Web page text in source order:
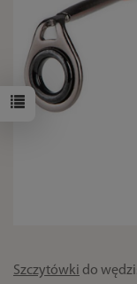
Szczytówki do